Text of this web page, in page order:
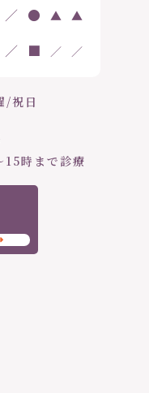
／ ● ▲ ▲
／ ■ ／ ／
/祝日
時まで診療